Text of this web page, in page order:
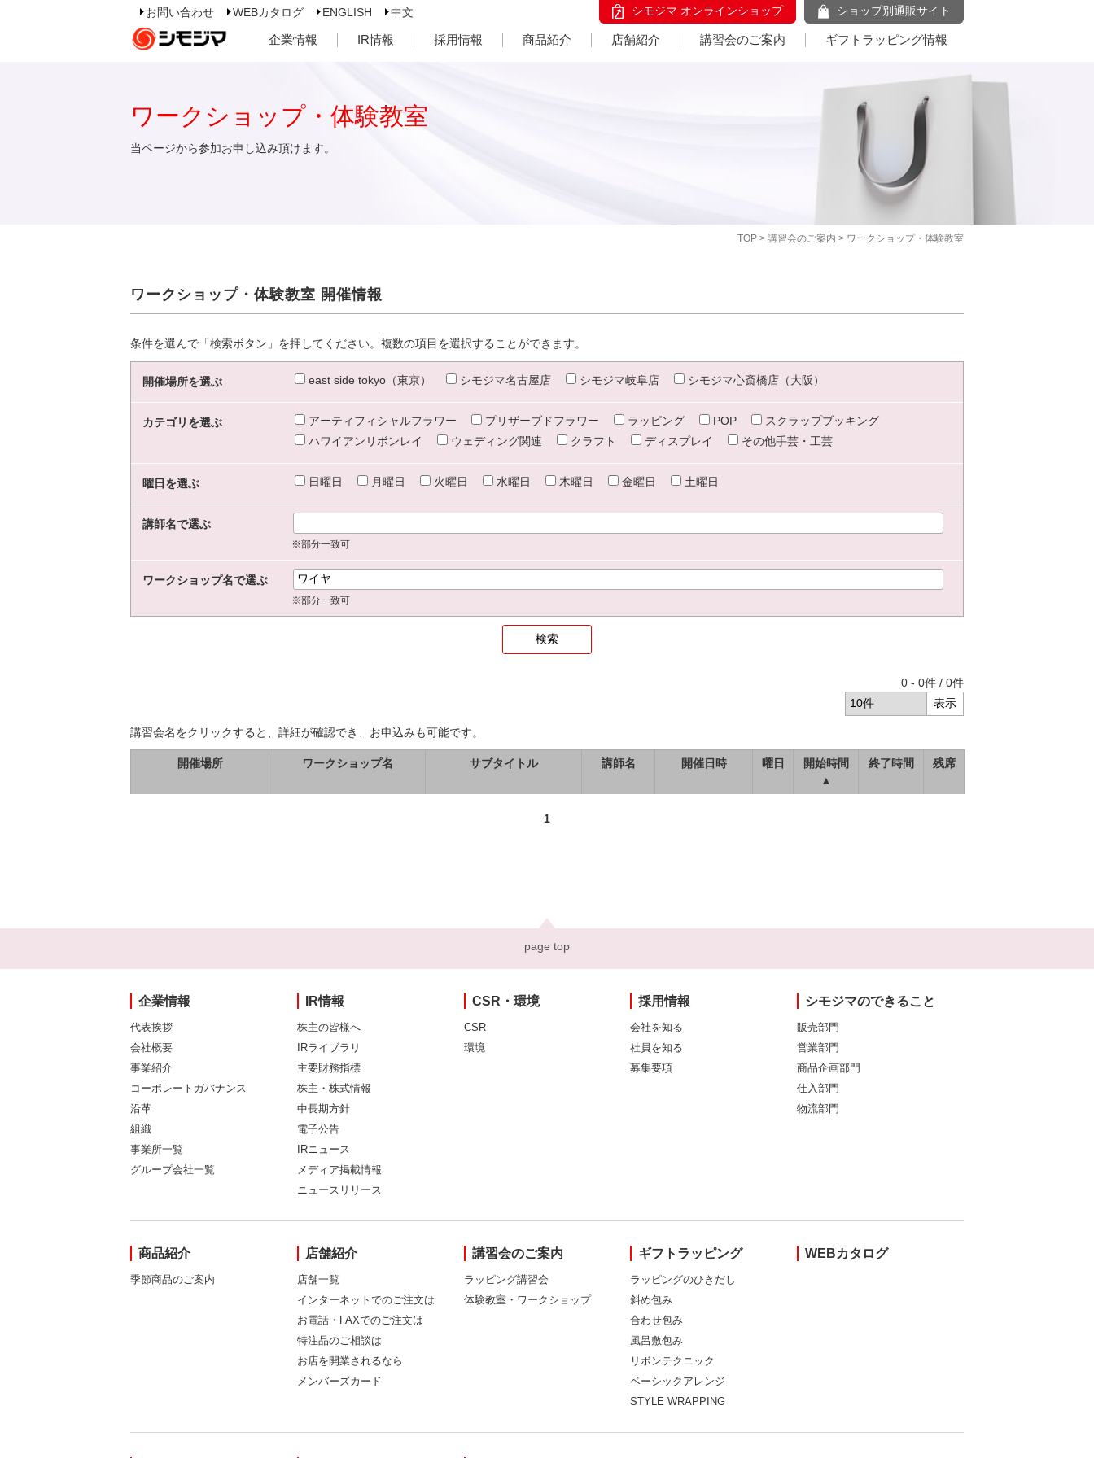
お問い合わせ WEBカタログ ENGLISH 中文 シモジマ オンラインショップ ショップ別通販サイト
企業情報 IR情報 採用情報 商品紹介 店舗紹介 講習会のご案内 ギフトラッピング情報
TOP > 講習会のご案内 > ワークショップ・体験教室
ワークショップ・体験教室
当ページから参加お申し込み頂けます。
ワークショップ・体験教室 開催情報
条件を選んで「検索ボタン」を押してください。複数の項目を選択することができます。
開催場所を選ぶ east side tokyo（東京） シモジマ名古屋店 シモジマ岐阜店 シモジマ心斎橋店（大阪）
カテゴリを選ぶ アーティフィシャルフラワー プリザーブドフラワー ラッピング POP
スクラップブッキング
ハワイアンリボンレイ
ウェディング関連 クラフト ディスプレイ その他手芸・工芸
曜日を選ぶ 日曜日 月曜日 火曜日 水曜日 木曜日 金曜日 土曜日
講師名で選ぶ
※部分一致可
ワークショップ名で選ぶ
※部分一致可
0 - 0件 / 0件
講習会名をクリックすると、詳細が確認でき、お申込みも可能です。
開催場所 ワークショップ名 サブタイトル 講師名 開催日時 曜日
開始時間
▲
終了時間 残席
1
page top
企業情報
代表挨拶
会社概要
事業紹介
コーポレートガバナンス
沿革
組織
事業所一覧
グループ会社一覧
IR情報
株主の皆様へ
IRライブラリ
主要財務指標
株主・株式情報
中長期方針
電子公告
IRニュース
メディア掲載情報
ニュースリリース
CSR・環境
CSR
環境
採用情報
会社を知る
社員を知る
募集要項
シモジマのできること
販売部門
営業部門
商品企画部門
仕入部門
物流部門
商品紹介
季節商品のご案内
店舗紹介
店舗一覧
インターネットでのご注文は
お電話・FAXでのご注文は
特注品のご相談は
お店を開業されるなら
メンバーズカード
講習会のご案内
ラッピング講習会
体験教室・ワークショップ
ギフトラッピング
ラッピングのひきだし
斜め包み
合わせ包み
風呂敷包み
リボンテクニック
ベーシックアレンジ
STYLE WRAPPING
WEBカタログ